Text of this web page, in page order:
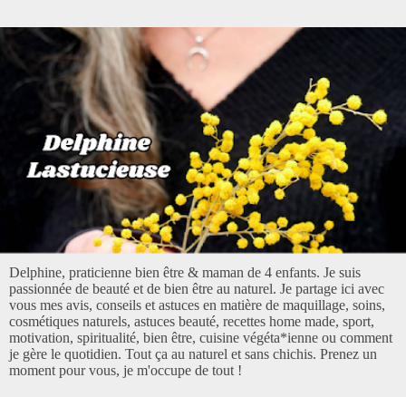
Delphine, praticienne bien être & maman de 4 enfants. Je suis
passionnée de beauté et de bien être au naturel. Je partage ici avec
vous mes avis, conseils et astuces en matière de maquillage, soins,
cosmétiques naturels, astuces beauté, recettes home made, sport,
motivation, spiritualité, bien être, cuisine végéta*ienne ou comment
je gère le quotidien. Tout ça au naturel et sans chichis. Prenez un
moment pour vous, je m'occupe de tout !